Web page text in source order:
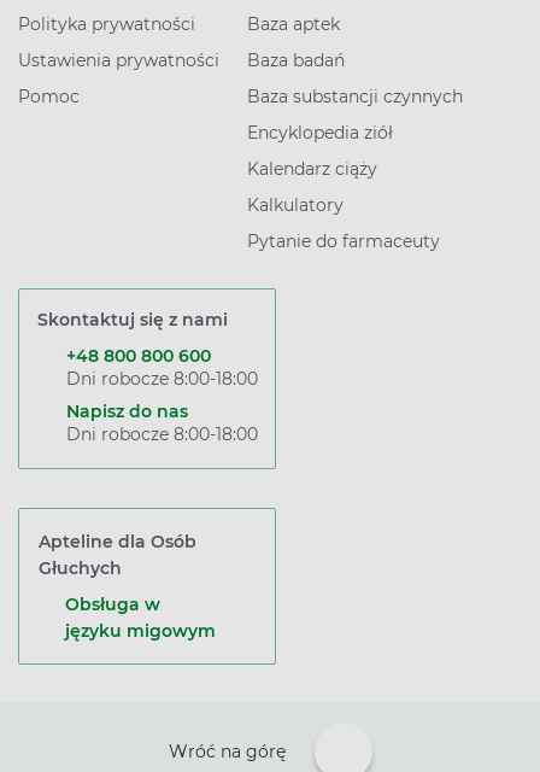
Polityka prywatności
Ustawienia prywatności
Pomoc
Baza aptek
Baza badań
Baza substancji czynnych
Encyklopedia ziół
Kalendarz ciąży
Kalkulatory
Pytanie do farmaceuty
Skontaktuj się z nami
+48 800 800 600
Dni robocze 8:00-18:00
Napisz do nas
Dni robocze 8:00-18:00
Apteline dla Osób
Głuchych
Obsługa w
języku migowym
Wróć na górę